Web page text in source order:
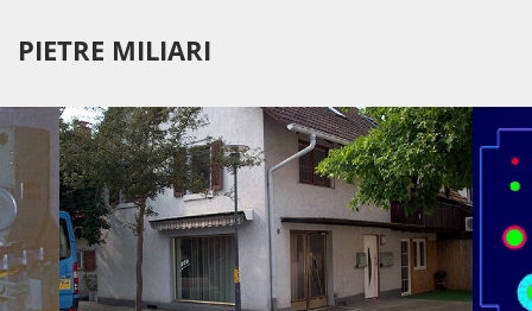
PIETRE MILIARI